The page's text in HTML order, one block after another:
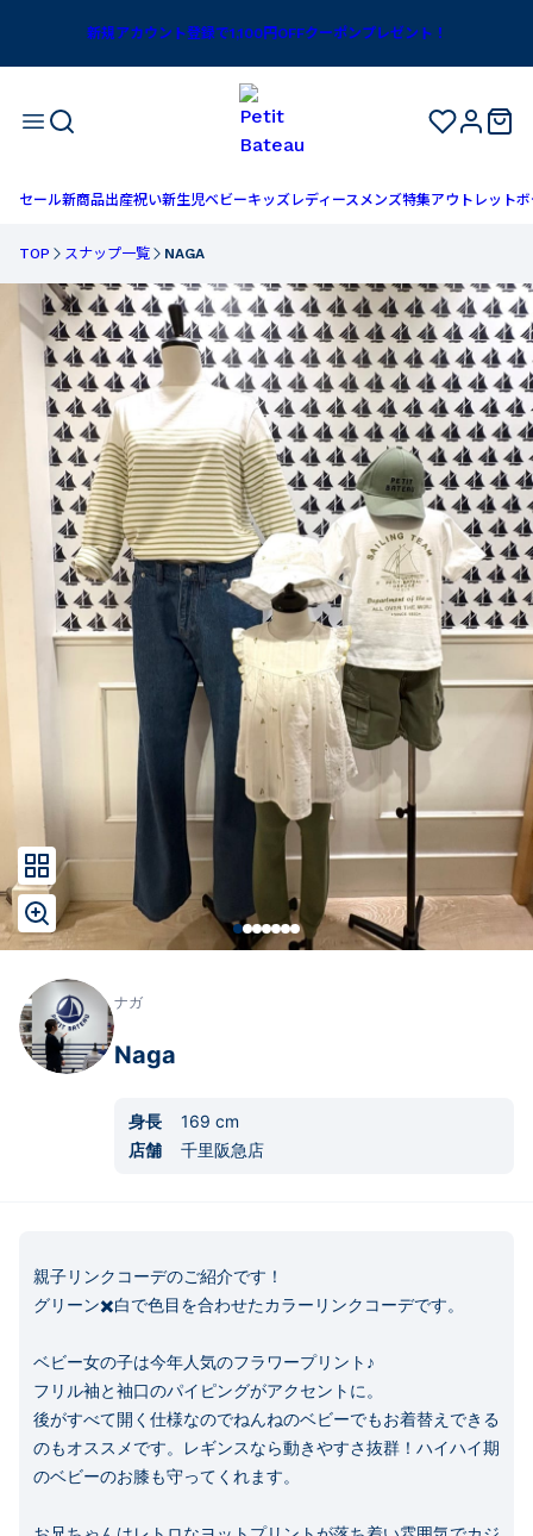
新規アカウント登録で1,100円OFFクーポンプレゼント！
セール新商品出産祝い新生児ベビーキッズ レディースメンズ特集アウトレットボ
TOP スナップ一覧 NAGA
ナガ
Naga
身長 169 cm
店舗
千里阪急店
親子リンクコーデのご紹介です！
グリーン✖️白で色目を合わせたカラーリンクコーデです。
ベビー女の子は今年人気のフラワープリント♪
フリル袖と袖口のパイピングがアクセントに。
後がすべて開く仕様なのでねんねのベビーでもお着替えできる
のもオススメです。レギンスなら動きやすさ抜群！ハイハイ期
のベビーのお膝も守ってくれます。